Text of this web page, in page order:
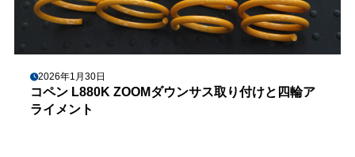
2026年1月30日
コペン L880K ZOOMダウンサス取り付けと四輪ア
ライメント